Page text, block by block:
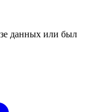
данных или был